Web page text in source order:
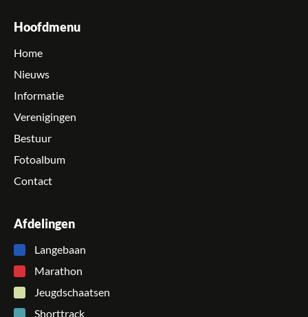
Hoofdmenu
Home
Nieuws
Informatie
Verenigingen
Bestuur
Fotoalbum
Contact
Afdelingen
Langebaan
Marathon
Jeugdschaatsen
Shorttrack